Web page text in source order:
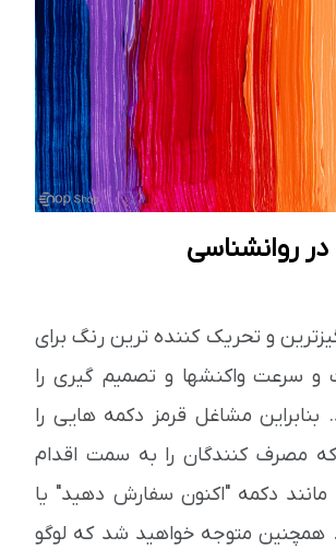
در روانشناسی
و تحریک کننده ترین رنگ برای
سرعت واکنشها و تصمیم گیری را
مشاغل قرمز دکمه هایی را
مصرف کنندگان را به سمت اقدام
دکمه "اکنون سفارش دهید" یا
همچنین متوجه خواهید شد که لوگو